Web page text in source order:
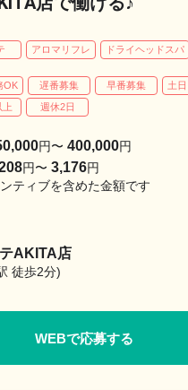
アロマリフレ ドライヘッドスパ
OK 遅番募集 早番募集 土
上 週休2日
円〜400,000円
円〜3,176円
ティブを含めた金額です
AKITA店
徒歩2分)
WEBで応募する